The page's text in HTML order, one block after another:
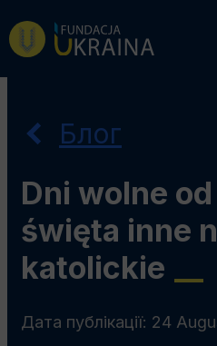
Перейти
до
Перейдіть
до
Перейти
до
Блог
Dni wolne
święta inne
katolickie
Дата публікації: 24